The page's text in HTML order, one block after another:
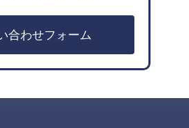
合わせフォーム